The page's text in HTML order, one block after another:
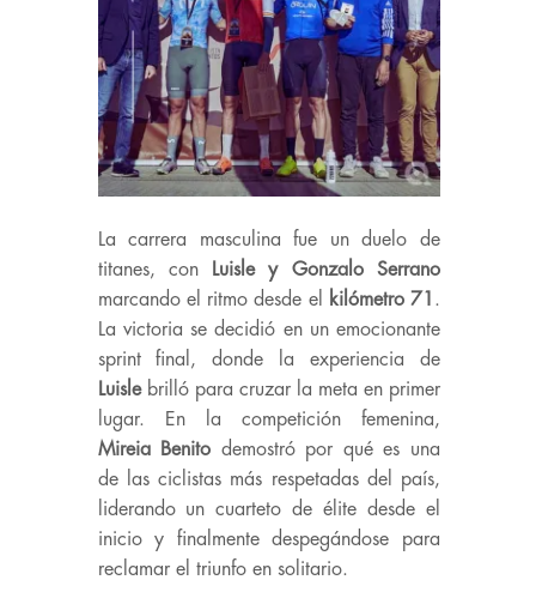
La carrera masculina fue un duelo de
titanes, con
Luisle y Gonzalo Serrano
marcando el ritmo desde el
kilómetro 71 .
La victoria se decidió en un emocionante
sprint final, donde la experiencia de
Luislebrilló para cruzar la meta en primer
lugar. En la competición femenina,
Mireia
Benito demostró por qué es una
de las ciclistas más respetadas del país,
liderando un cuarteto de élite desde el
inicio y finalmente despegándose para
reclamar el triunfo en solitario.